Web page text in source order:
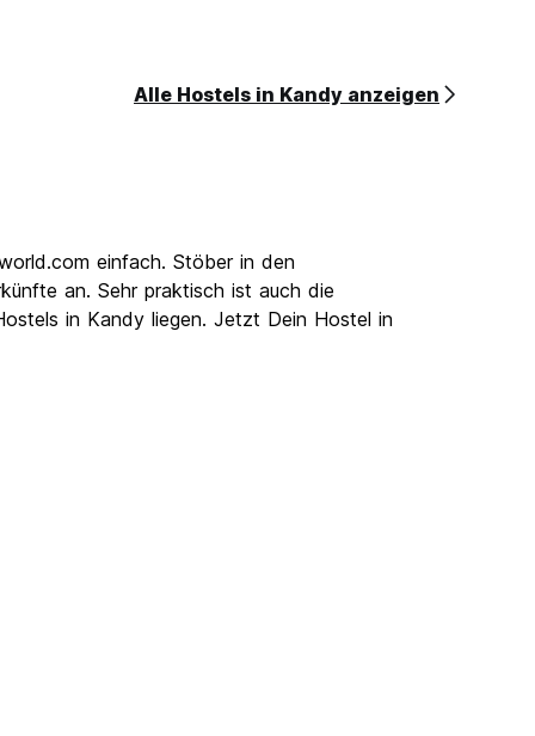
Alle Hostels in Kandy anzeigen
einfach. Stöber in den
an. Sehr praktisch ist auch die
in Kandy liegen. Jetzt Dein Hostel in